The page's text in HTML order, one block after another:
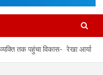
तक पहुंचा विकास- रेखा आर्या